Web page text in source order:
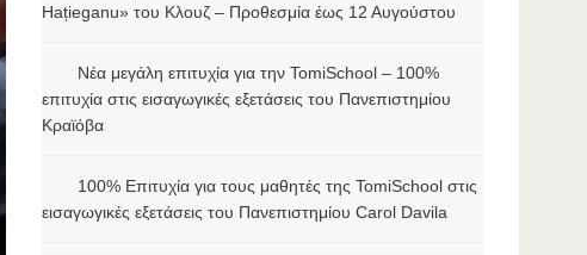
Hațieganu» του Κλουζ – Προθεσμία έως 12 Αυγούστου
Νέα μεγάλη επιτυχία για την TomiSchool – 100%
επιτυχία στις εισαγωγικές εξετάσεις του Πανεπιστημίου
Κραϊόβα
100% Επιτυχία για τους μαθητές της TomiSchool στις
εισαγωγικές εξετάσεις του Πανεπιστημίου Carol Davila